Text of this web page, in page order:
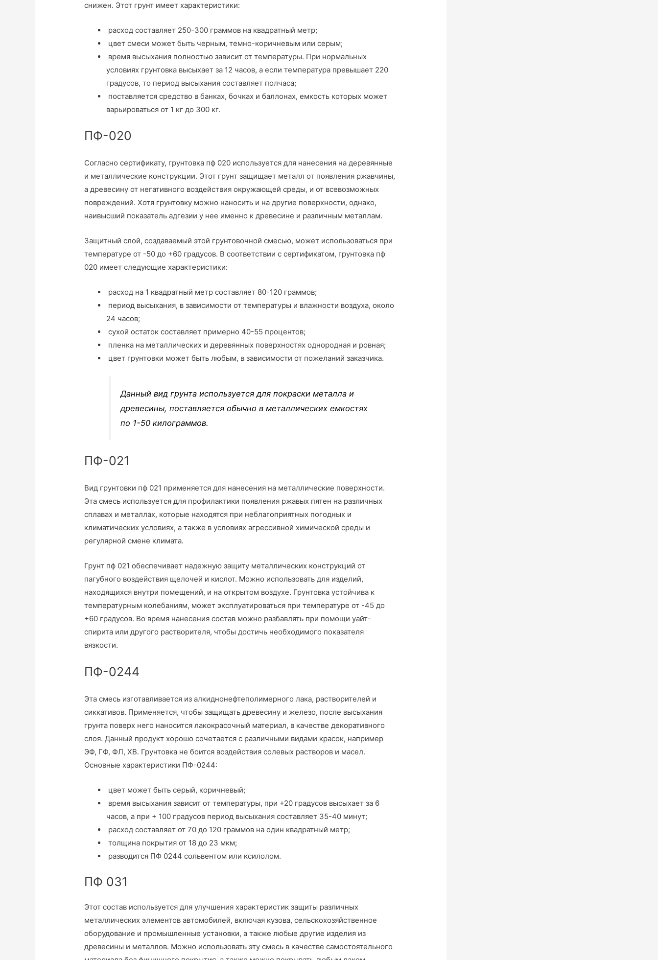
снижен. Этот грунт имеет характеристики:
расход составляет 250-300 граммов на квадратный метр;
цвет смеси может быть черным, темно-коричневым или серым;
время высыхания полностью зависит от температуры. При нормальных
условиях грунтовка высыхает за 12 часов, а если температура превышает 220
градусов, то период высыхания составляет полчаса;
поставляется средство в банках, бочках и баллонах, емкость которых может
варьироваться от 1 кг до 300 кг.
ПФ-020
Согласно сертификату, грунтовка пф 020 используется для нанесения на деревянные
и металлические конструкции. Этот грунт защищает металл от появления ржавчины,
а древесину от негативного воздействия окружающей среды, и от всевозможных
повреждений. Хотя грунтовку можно наносить и на другие поверхности, однако,
наивысший показатель адгезии у нее именно к древесине и различным металлам.
Защитный слой, создаваемый этой грунтовочной смесью, может использоваться при
температуре от -50 до +60 градусов. В соответствии с сертификатом, грунтовка пф
020 имеет следующие характеристики:
расход на 1 квадратный метр составляет 80-120 граммов;
период высыхания, в зависимости от температуры и влажности воздуха, около
24 часов;
сухой остаток составляет примерно 40-55 процентов;
пленка на металлических и деревянных поверхностях однородная и ровная;
цвет грунтовки может быть любым, в зависимости от пожеланий заказчика.
Данный вид грунта используется для покраски металла и
древесины, поставляется обычно в металлических емкостях
по 1-50 килограммов.
ПФ-021
Вид грунтовки пф 021 применяется для нанесения на металлические поверхности.
Эта смесь используется для профилактики появления ржавых пятен на различных
сплавах и металлах, которые находятся при неблагоприятных погодных и
климатических условиях, а также в условиях агрессивной химической среды и
регулярной смене климата.
Грунт пф 021 обеспечивает надежную защиту металлических конструкций от
пагубного воздействия щелочей и кислот. Можно использовать для изделий,
находящихся внутри помещений, и на открытом воздухе. Грунтовка устойчива к
температурным колебаниям, может эксплуатироваться при температуре от -45 до
+60 градусов. Во время нанесения состав можно разбавлять при помощи уайт-
спирита или другого растворителя, чтобы достичь необходимого показателя
вязкости.
ПФ-0244
Эта смесь изготавливается из алкиднонефтеполимерного лака, растворителей и
сиккативов. Применяется, чтобы защищать древесину и железо, после высыхания
грунта поверх него наносится лакокрасочный материал, в качестве декоративного
слоя. Данный продукт хорошо сочетается с различными видами красок, например
ЭФ, ГФ, ФЛ, ХВ. Грунтовка не боится воздействия солевых растворов и масел.
Основные характеристики ПФ-0244:
цвет может быть серый, коричневый;
время высыхания зависит от температуры, при +20 градусов высыхает за 6
часов, а при + 100 градусов период высыхания составляет 35-40 минут;
расход составляет от 70 до 120 граммов на один квадратный метр;
толщина покрытия от 18 до 23 мкм;
разводится ПФ 0244 сольвентом или ксилолом.
ПФ 031
Этот состав используется для улучшения характеристик защиты различных
металлических элементов автомобилей, включая кузова, сельскохозяйственное
оборудование и промышленные установки, а также любые другие изделия из
древесины и металлов. Можно использовать эту смесь в качестве самостоятельного